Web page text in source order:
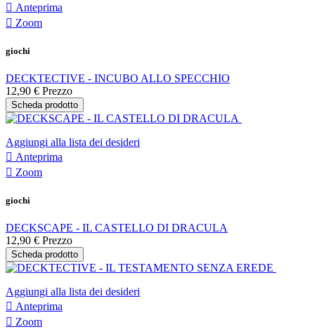
 Anteprima
 Zoom
giochi
DECKTECTIVE - INCUBO ALLO SPECCHIO
12,90 € Prezzo
Scheda prodotto
Aggiungi alla lista dei desideri
 Anteprima
 Zoom
giochi
DECKSCAPE - IL CASTELLO DI DRACULA
12,90 € Prezzo
Scheda prodotto
Aggiungi alla lista dei desideri
 Anteprima
 Zoom